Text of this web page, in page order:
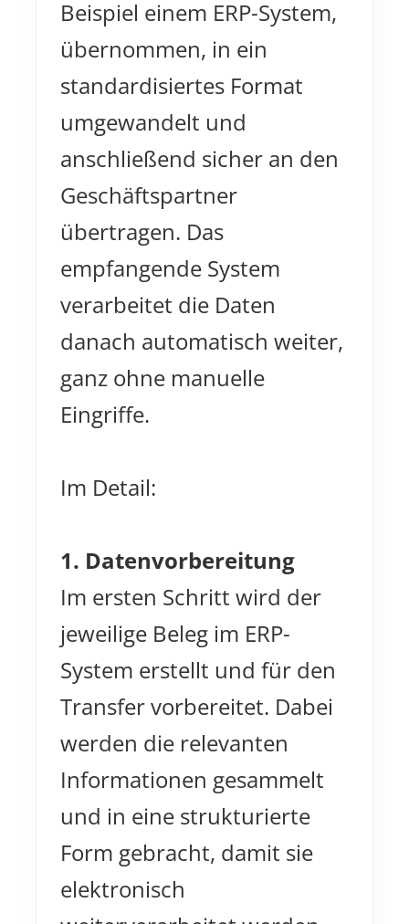
Beispiel einem ERP-System,
übernommen, in ein
standardisiertes Format
umgewandelt und
anschließend sicher an den
Geschäftspartner
übertragen. Das
empfangende System
verarbeitet die Daten
danach automatisch weiter,
ganz ohne manuelle
Eingriffe.
Im Detail:
1. Datenvorbereitung
Im ersten Schritt wird der
jeweilige Beleg im ERP-
System erstellt und für den
Transfer vorbereitet. Dabei
werden die relevanten
Informationen gesammelt
und in eine strukturierte
Form gebracht, damit sie
elektronisch